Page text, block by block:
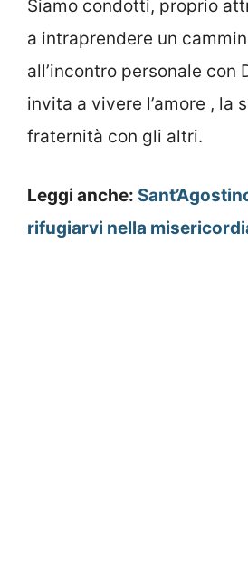
Siamo condotti, proprio
a intraprendere un
all’incontro personale con
invita a vivere l’amore , la
fraternità con gli altri.
Leggi anche:
rifugiarvi nella